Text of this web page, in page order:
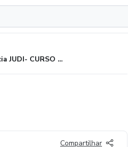
Perícia JUDI- CURSO DE GRAFOTÉCNICA E DOCUMENTOSCÓPICA
Compartilhar